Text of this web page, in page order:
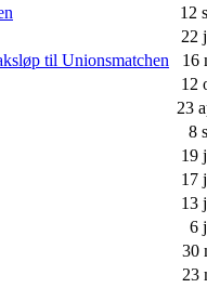
12
22
til Unionsmatchen
16
12
23
8
19
17
13
6
30
23